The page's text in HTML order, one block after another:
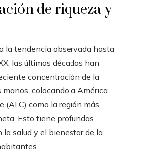
de riqueza y
la tendencia observada hasta
las últimas décadas han
concentración de la
manos, colocando a América
(ALC) como la región más
Esto tiene profundas
la salud y el bienestar de la